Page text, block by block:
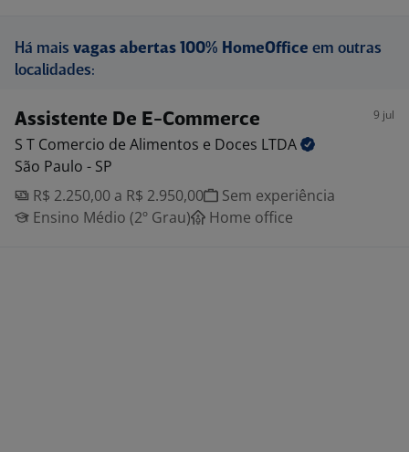
Há mais vagas abertas 100% HomeOffice em outras
localidades:
Assistente De E-Commerce 9 jul
S T Comercio de Alimentos e Doces LTDA
São Paulo - SP
R$ 2.250,00 a R$ 2.950,00
Sem experiência
Ensino Médio (2º Grau)
Home office